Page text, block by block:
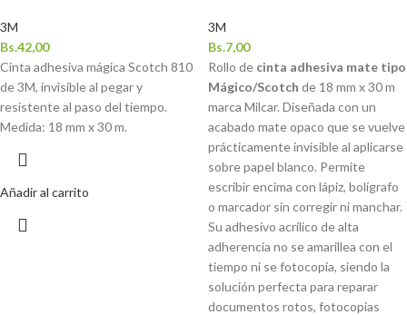
3M
Bs.42,00
Cinta adhesiva mágica Scotch 810
de 3M, invisible al pegar y
resistente al paso del tiempo.
Medida: 18 mm x 30 m.
Añadir al carrito
3M
Bs.7,00
Rollo de cinta adhesiva mate tipo
Mágico/Scotch de 18 mm x 30 m
marca Milcar. Diseñada con un
acabado mate opaco que se vuelve
prácticamente invisible al aplicarse
sobre papel blanco. Permite
escribir encima con lápiz, bolígrafo
o marcador sin corregir ni manchar.
Su adhesivo acrílico de alta
adherencia no se amarillea con el
tiempo ni se fotocopia, siendo la
solución perfecta para reparar
documentos rotos, fotocopias